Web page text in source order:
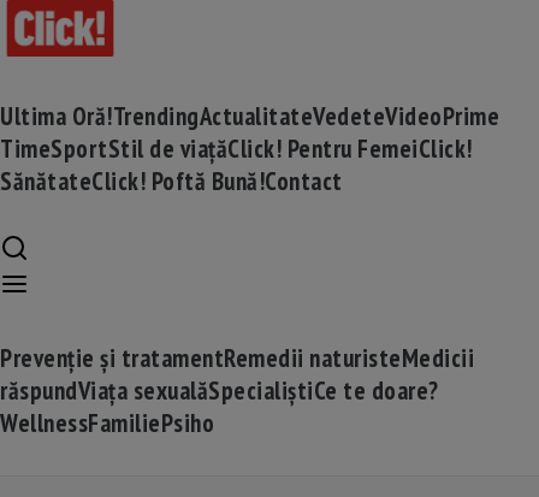
Ultima Oră!TrendingActualitateVedeteVideoPrime
TimeSportStil de viațăClick! Pentru FemeiClick!
SănătateClick! Poftă Bună!Contact
Prevenție și tratamentRemedii naturisteMedicii
răspundViața sexualăSpecialiștiCe te doare?
WellnessFamiliePsiho